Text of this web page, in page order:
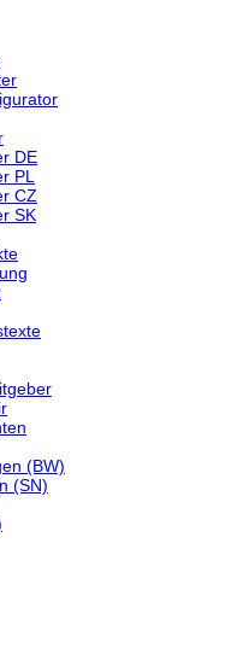
DE
PL
CZ
SK
(BW)
(SN)